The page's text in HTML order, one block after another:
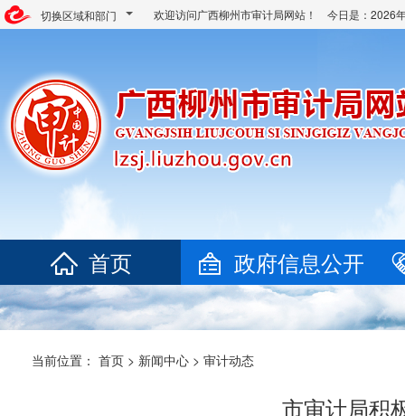
切换区域和部门 欢迎访问广西柳州市审计局网站！ 今日是： 2026
首页 政府信息公开
当前位置： 首页 > 新闻中心 > 审计动态
市审计局积